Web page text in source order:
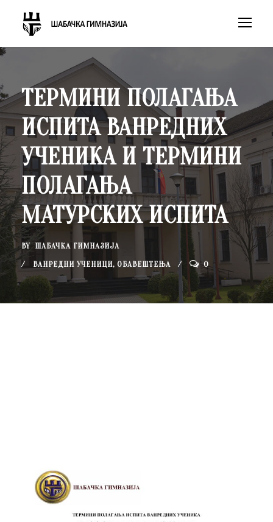
ТЕРМИНИ ПОЛАГАЊА
ИСПИТА ВАНРЕДНИХ
УЧЕНИКА И ТЕРМИНИ
ПОЛАГАЊА
МАТУРСКИХ ИСПИТА
BY ШАБАЧКА ГИМНАЗИЈА
ВАНРЕДНИ УЧЕНИЦИ, ОБАВЕШТЕЊА 0